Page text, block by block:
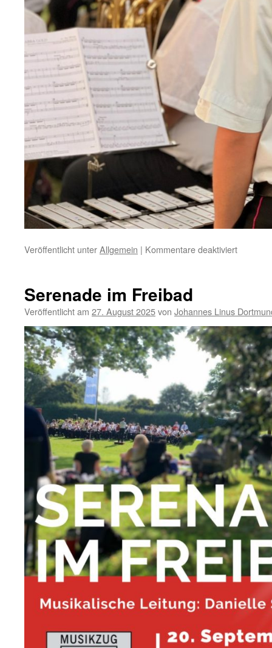
Veröffentlicht unterAllgemein | Kommentare deaktiviertfür
letzten
Serenade im Freibad
Veröffentlicht am 27. August 2025von Johannes Linus